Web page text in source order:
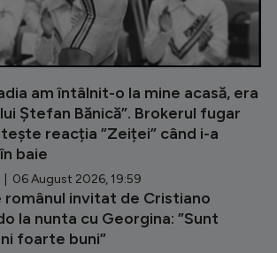
am întâlnit-o la mine acasă, era
Ștefan Bănică”. Brokerul fugar
reacția ”Zeiței” când i-a
baie
| 06 August 2026, 19:59
românul invitat de Cristiano
la nunta cu Georgina: ”Sunt
foarte buni”